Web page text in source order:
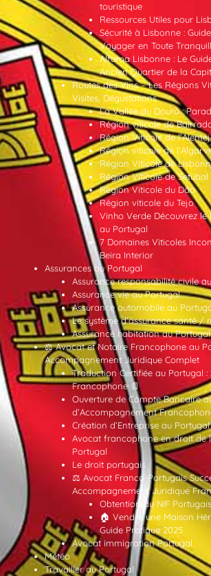
touristique
Ressources Utiles pour
Sécurité à Lisbonne :
Voyager en Toute
Alfama Lisbonne : Le
Ancien Quartier de la
Routes des Vins – Les Régions
Visites, Dégustations
La Vallée du Douro :
Région viticole de
Région Viticole de
Région viticole de
Région Viticole de
Région Viticole de Setúbal
Région Viticole du Dão
Région viticole du Tejo
Vinho Verde Découvrez le
au Portugal
7 Domaines Viticoles
Beira Interior
Assurances au Portugal
Assurance responsabilité civile
Assurance vie au Portugal
Assurance automobile au
Le système d’assurance santé /
Assurance habitation au Portugal
⚖️ Avocat et Notaire Francophone au
Accompagnement Juridique Complet
Traduction Certifiée au Portugal
Francophone 📄
Ouverture de Compte Bancaire
d’Accompagnement
Création d’Entreprise au Portugal
Avocat francophone en droit de
Portugal
Le droit portugais
⚖️ Avocat Franco-Portugais
Accompagnement Juridique
Obtention du NIF Portugais
🏠 Vendre une Maison
Guide Pratique 2025
Avocat immigration Portugal
Météo
Travailler au Portugal